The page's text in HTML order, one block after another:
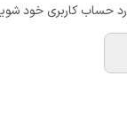
حساب کاربری خود